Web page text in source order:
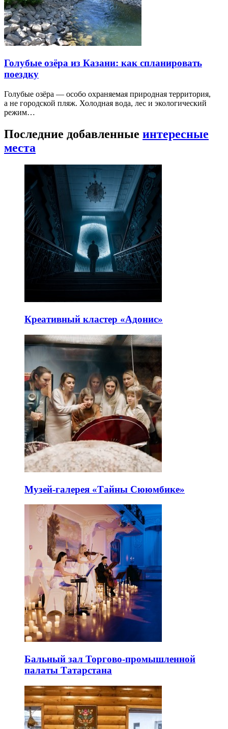
Голубые озёра из Казани: как спланировать
поездку
Голубые озёра — особо охраняемая природная территория,
а не городской пляж. Холодная вода, лес и экологический
режим…
Последние добавленные интересные
места
Креативный кластер «Адонис»
Музей-галерея «Тайны Сююмбике»
Бальный зал Торгово-промышленной
палаты Татарстана